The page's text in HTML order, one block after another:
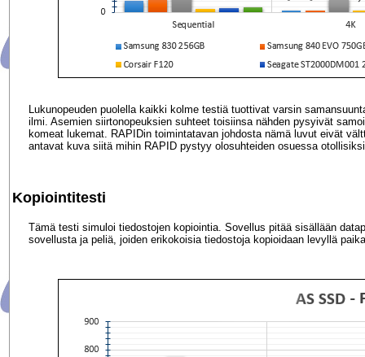
Lukunopeuden puolella kaikki kolme testiä tuottivat varsin
ilmi. Asemien siirtonopeuksien suhteet toisiinsa nähden pysyivät
komeat lukemat. RAPIDin toimintatavan johdosta nämä luvut eivät
antavat kuva siitä mihin RAPID pystyy olosuhteiden osuessa
Kopiointitesti
Tämä testi simuloi tiedostojen kopiointia. Sovellus pitää sisällään
sovellusta ja peliä, joiden erikokoisia tiedostoja kopioidaan levyllä